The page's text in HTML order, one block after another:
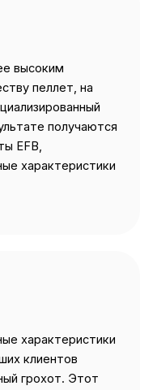
высоким
пеллет, на
получаются
EFB,
характеристики
характеристики
клиентов
грохот. Этот